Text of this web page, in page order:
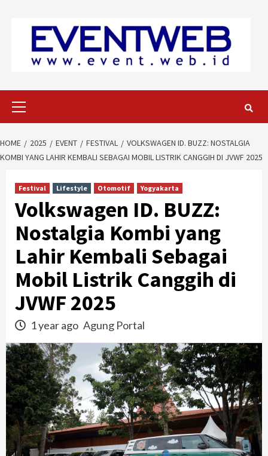
HOME 2025 EVENT FESTIVAL
VOLKSWAGEN ID. BUZZ: NOSTALGIA
KOMBI YANG LAHIR KEMBALI SEBAGAI MOBIL LISTRIK CANGGIH DI JVWF 2025
Festival Lifestyle Otomotif Yogyakarta
Volkswagen ID. BUZZ:
Nostalgia Kombi yang
Lahir Kembali Sebagai
Mobil Listrik Canggih di
JVWF 2025
1 year ago Agung Portal